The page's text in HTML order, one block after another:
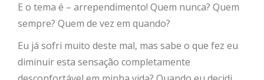
E o tema é – arrependimento! Quem nunca? Quem
sempre? Quem de vez em quando?
Eu já sofri muito deste mal, mas sabe o que fez eu
diminuir esta sensação completamente